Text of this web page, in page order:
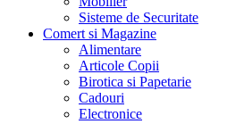
Sisteme de Securitate
Comert si Magazine
Alimentare
Articole Copii
Birotica si Papetarie
Cadouri
Electronice